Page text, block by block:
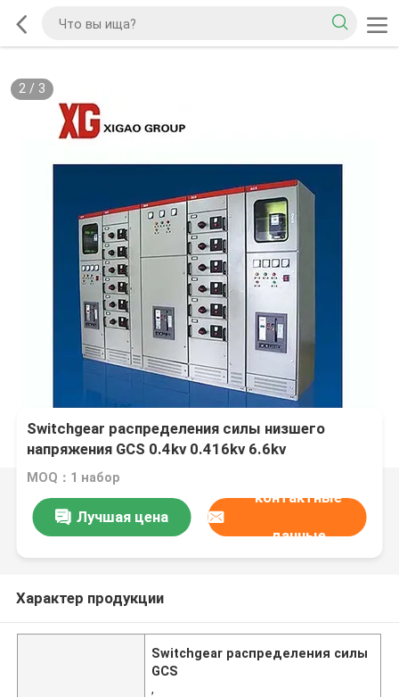
2/ 3
Switchgear распределения силы низшего
напряжения GCS 0.4kv 0.416kv 6.6kv
MOQ：1 набор
Лучшая цена
контактные
данные
Характер продукции
Switchgear распределения силы
GCS
,